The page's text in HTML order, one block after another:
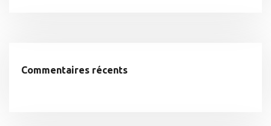
Commentaires récents